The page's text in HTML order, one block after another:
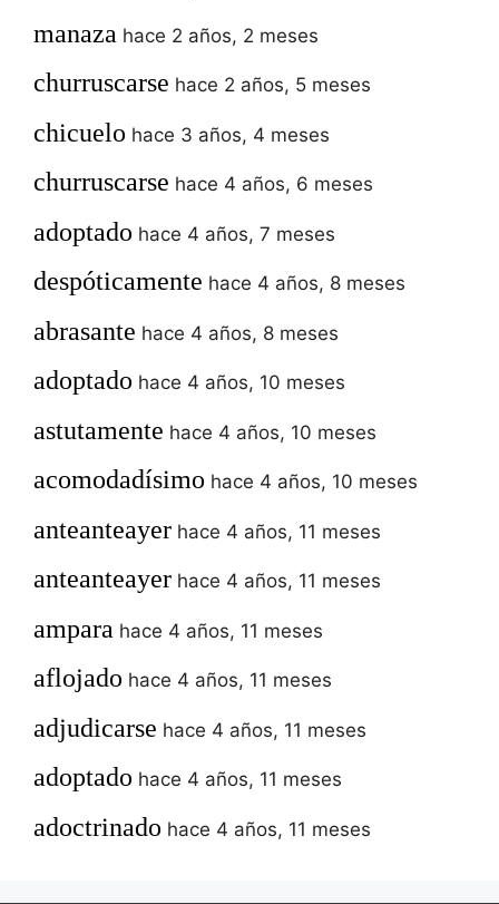
manaza hace 2 años, 2 meses
churruscarse hace 2 años, 5 meses
chicuelo hace 3 años, 4 meses
churruscarse hace 4 años, 6 meses
adoptado hace 4 años, 7 meses
despóticamente hace 4 años, 8 meses
abrasante hace 4 años, 8 meses
adoptado hace 4 años, 10 meses
astutamente hace 4 años, 10 meses
acomodadísimo hace 4 años, 10 meses
anteanteayer hace 4 años, 11 meses
anteanteayer hace 4 años, 11 meses
ampara hace 4 años, 11 meses
aflojado hace 4 años, 11 meses
adjudicarse hace 4 años, 11 meses
adoptado hace 4 años, 11 meses
adoctrinado hace 4 años, 11 meses